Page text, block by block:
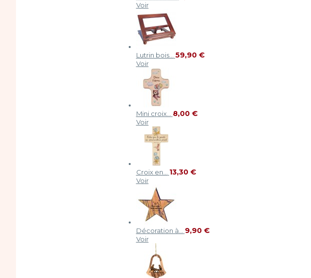
Voir
Lutrin bois... 59,90 €
Voir
Mini croix... 8,00 €
Voir
Croix en... 13,30 €
Voir
Décoration à... 9,90 €
Voir